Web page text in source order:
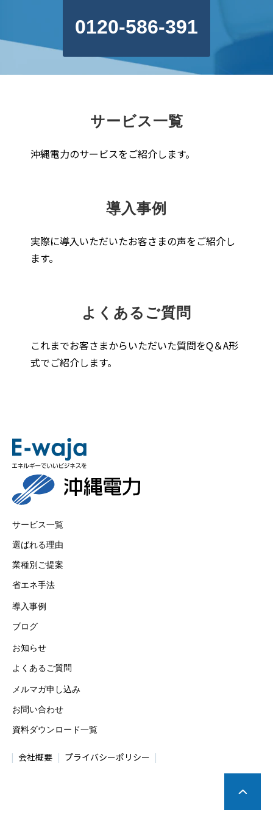
0120-586-391
サービス一覧
沖縄電力のサービスをご紹介します。
導入事例
実際に導入いただいたお客さまの声をご紹介し
ます。
よくあるご質問
これまでお客さまからいただいた質問をQ＆A形
式でご紹介します。
サービス一覧
選ばれる理由
業種別ご提案
省エネ手法
導入事例
ブログ
お知らせ
よくあるご質問
メルマガ申し込み
お問い合わせ
資料ダウンロード一覧
会社概要 プライバシーポリシー